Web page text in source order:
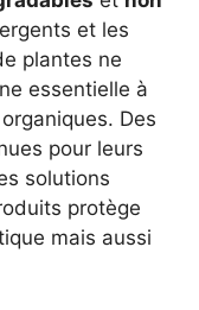
et les
plantes ne
essentielle à
Des
pour leurs
solutions
protège
mais aussi